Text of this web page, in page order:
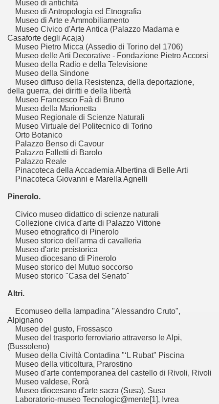
Museo di antichità
Museo di Antropologia ed Etnografia
Museo di Arte e Ammobiliamento
Museo Civico d'Arte Antica (Palazzo Madama e
Casaforte degli Acaja)
Museo Pietro Micca (Assedio di Torino del 1706)
Museo delle Arti Decorative - Fondazione Pietro Accorsi
Museo della Radio e della Televisione
Museo della Sindone
Museo diffuso della Resistenza, della deportazione,
della guerra, dei diritti e della libertà
Museo Francesco Faà di Bruno
Museo della Marionetta
Museo Regionale di Scienze Naturali
Museo Virtuale del Politecnico di Torino
Orto Botanico
Palazzo Benso di Cavour
Palazzo Falletti di Barolo
Palazzo Reale
Pinacoteca della Accademia Albertina di Belle Arti
Pinacoteca Giovanni e Marella Agnelli
Pinerolo.
Civico museo didattico di scienze naturali
Collezione civica d'arte di Palazzo Vittone
Museo etnografico di Pinerolo
Museo storico dell'arma di cavalleria
Museo d'arte preistorica
Museo diocesano di Pinerolo
Museo storico del Mutuo soccorso
Museo storico "Casa del Senato"
Altri.
Ecomuseo della lampadina "Alessandro Cruto",
Alpignano
Museo del gusto, Frossasco
Museo del trasporto ferroviario attraverso le Alpi,
(Bussoleno)
Museo della Civiltà Contadina "‘L Rubat" Piscina
Museo della viticoltura, Prarostino
Museo d'arte contemporanea del castello di Rivoli, Rivoli
Museo valdese, Rorà
Museo diocesano d'arte sacra (Susa), Susa
Laboratorio-museo Tecnologic@mente[1], Ivrea
del mese di Luglio 2015
mese di Ottobre 2015.
del mese di Novembre 2015.
del mese di Dicembre 2015.
Italiani, tra mostre, eventi e monumenti
culturale complesso: i musei in provincia di Savona.
culturale complesso: i musei in provincia di La Spezia.
culturale complesso: i musei in provincia di Imperia.